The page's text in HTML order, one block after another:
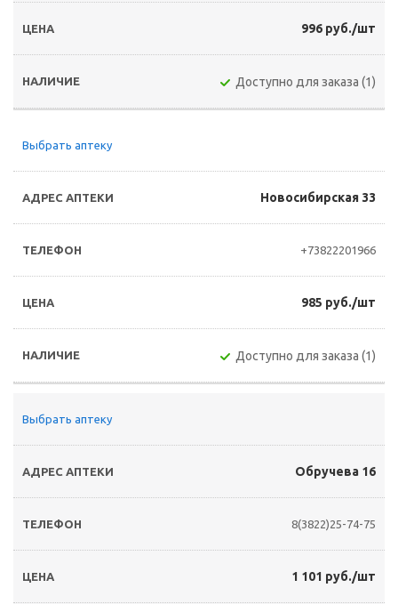
996 руб./шт
Доступно для заказа (1)
Выбрать аптеку
Новосибирская 33
+73822201966
985 руб./шт
Доступно для заказа (1)
Выбрать аптеку
Обручева 16
8(3822)25-74-75
1 101 руб./шт